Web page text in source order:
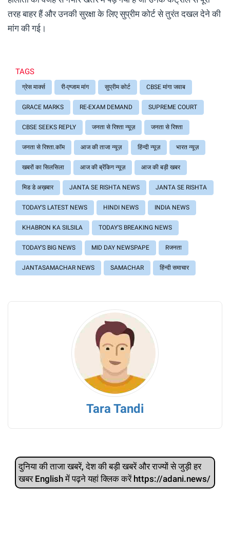
तरह बाहर हैं और उनकी सुरक्षा के लिए सुप्रीम कोर्ट से तुरंत दखल देने की
मांग की गई।
TAGS
ग्रेस मार्क्स री-एग्जाम मांग सुप्रीम कोर्ट CBSE मांगा जवाब
GRACE MARKS RE-EXAM DEMAND SUPREME COURT
CBSE SEEKS REPLY जनता से रिश्ता न्यूज़ जनता से रिश्ता
जनता से रिश्ता.कॉम आज की ताजा न्यूज़ हिंन्दी न्यूज़ भारत न्यूज़
खबरों का सिलसिला आज की ब्रेंकिग न्यूज़ आज की बड़ी खबर
मिड डे अख़बार JANTA SE RISHTA NEWS JANTA SE RISHTA
TODAY'S LATEST NEWS HINDI NEWS INDIA NEWS
KHABRON KA SILSILA TODAY'S BREAKING NEWS
TODAY'S BIG NEWS MID DAY NEWSPAPE Rजनता
JANTASAMACHAR NEWS SAMACHAR हिंन्दी समाचार
Tara Tandi
दुनिया की ताजा खबरें, देश की बड़ी खबरें और राज्‍यों से जुड़ी हर
खबर English में पढ़ने यहां क्लिक करें https://adani.news/